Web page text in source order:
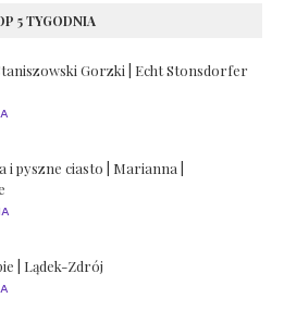
5 TYGODNIA
Gorzki | Echt Stonsdorfer
i pyszne ciasto | Marianna |
| Lądek-Zdrój